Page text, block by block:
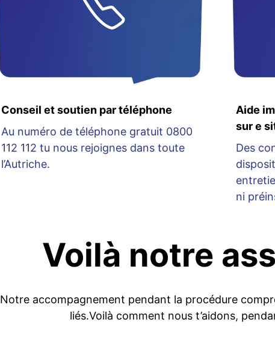
Conseil et soutien par téléphone
Au numéro de téléphone gratuit 0800
112 112 tu nous rejoignes dans toute
l’Autriche.
Aide
sur e
Des
ni
Voilà notre
Notre accompagnement pendant la procédure
liés.Voilà comment nous t’aidons,